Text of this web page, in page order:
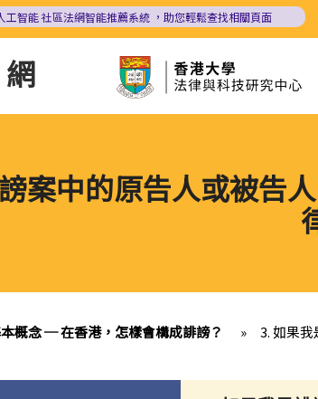
工智能社區法網智能推薦系統 ，助您輕鬆查找相關頁面
案中的原告人或被告
概念 ─ 在香港，怎樣會構成誹謗？ » 3. 如果